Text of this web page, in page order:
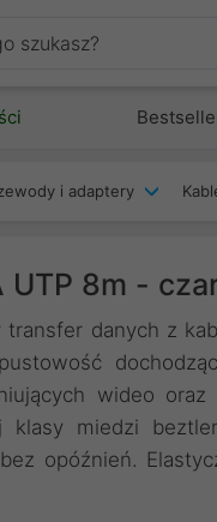
i adaptery
UTP 8m -
danych z
wideo
miedzi
opóźnień.